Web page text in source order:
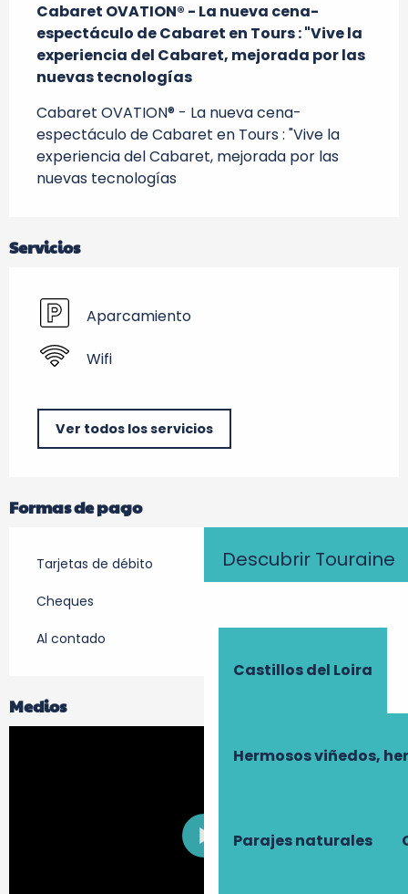
Descubrir Touraine
Castillos del Loira
Hermosos viñedos,
Parajes naturales
Cabaret OVATION® - La nueva cena-
espectáculo de Cabaret en Tours : "Vive la
experiencia del Cabaret, mejorada por las
nuevas tecnologías
Cabaret OVATION® - La nueva cena-
espectáculo de Cabaret en Tours : "Vive la
experiencia del Cabaret, mejorada por las
nuevas tecnologías
Servicios
Aparcamiento
Wifi
Ver todos los servicios
Formas de pago
Tarjetas de débito
Cheques
Al contado
Medios